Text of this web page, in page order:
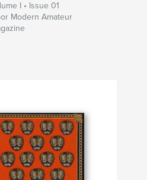
I • Issue 01
Modern Amateur